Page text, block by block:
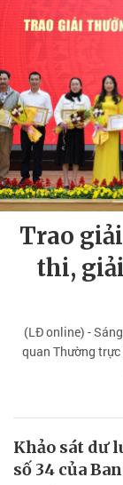
Trao
thi,
(LĐ online) -
quan Thường
Khảo sát dư
số 34 của